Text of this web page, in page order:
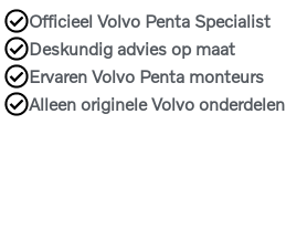
Officieel Volvo Penta Specialist
Deskundig advies op maat
Ervaren Volvo Penta monteurs
Alleen originele Volvo onderdelen